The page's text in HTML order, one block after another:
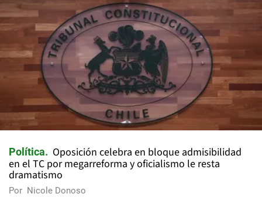
Política
Oposición celebra en bloque admisibilidad
en el TC por megarreforma y oficialismo le resta
dramatismo
Por Nicole Donoso